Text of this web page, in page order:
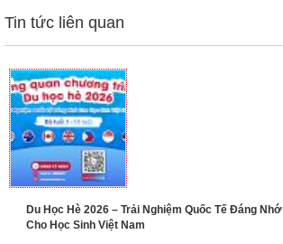
Tin tức liên quan
Du Học Hè 2026 – Trải Nghiệm Quốc Tế Đáng Nhớ
Cho Học Sinh Việt Nam